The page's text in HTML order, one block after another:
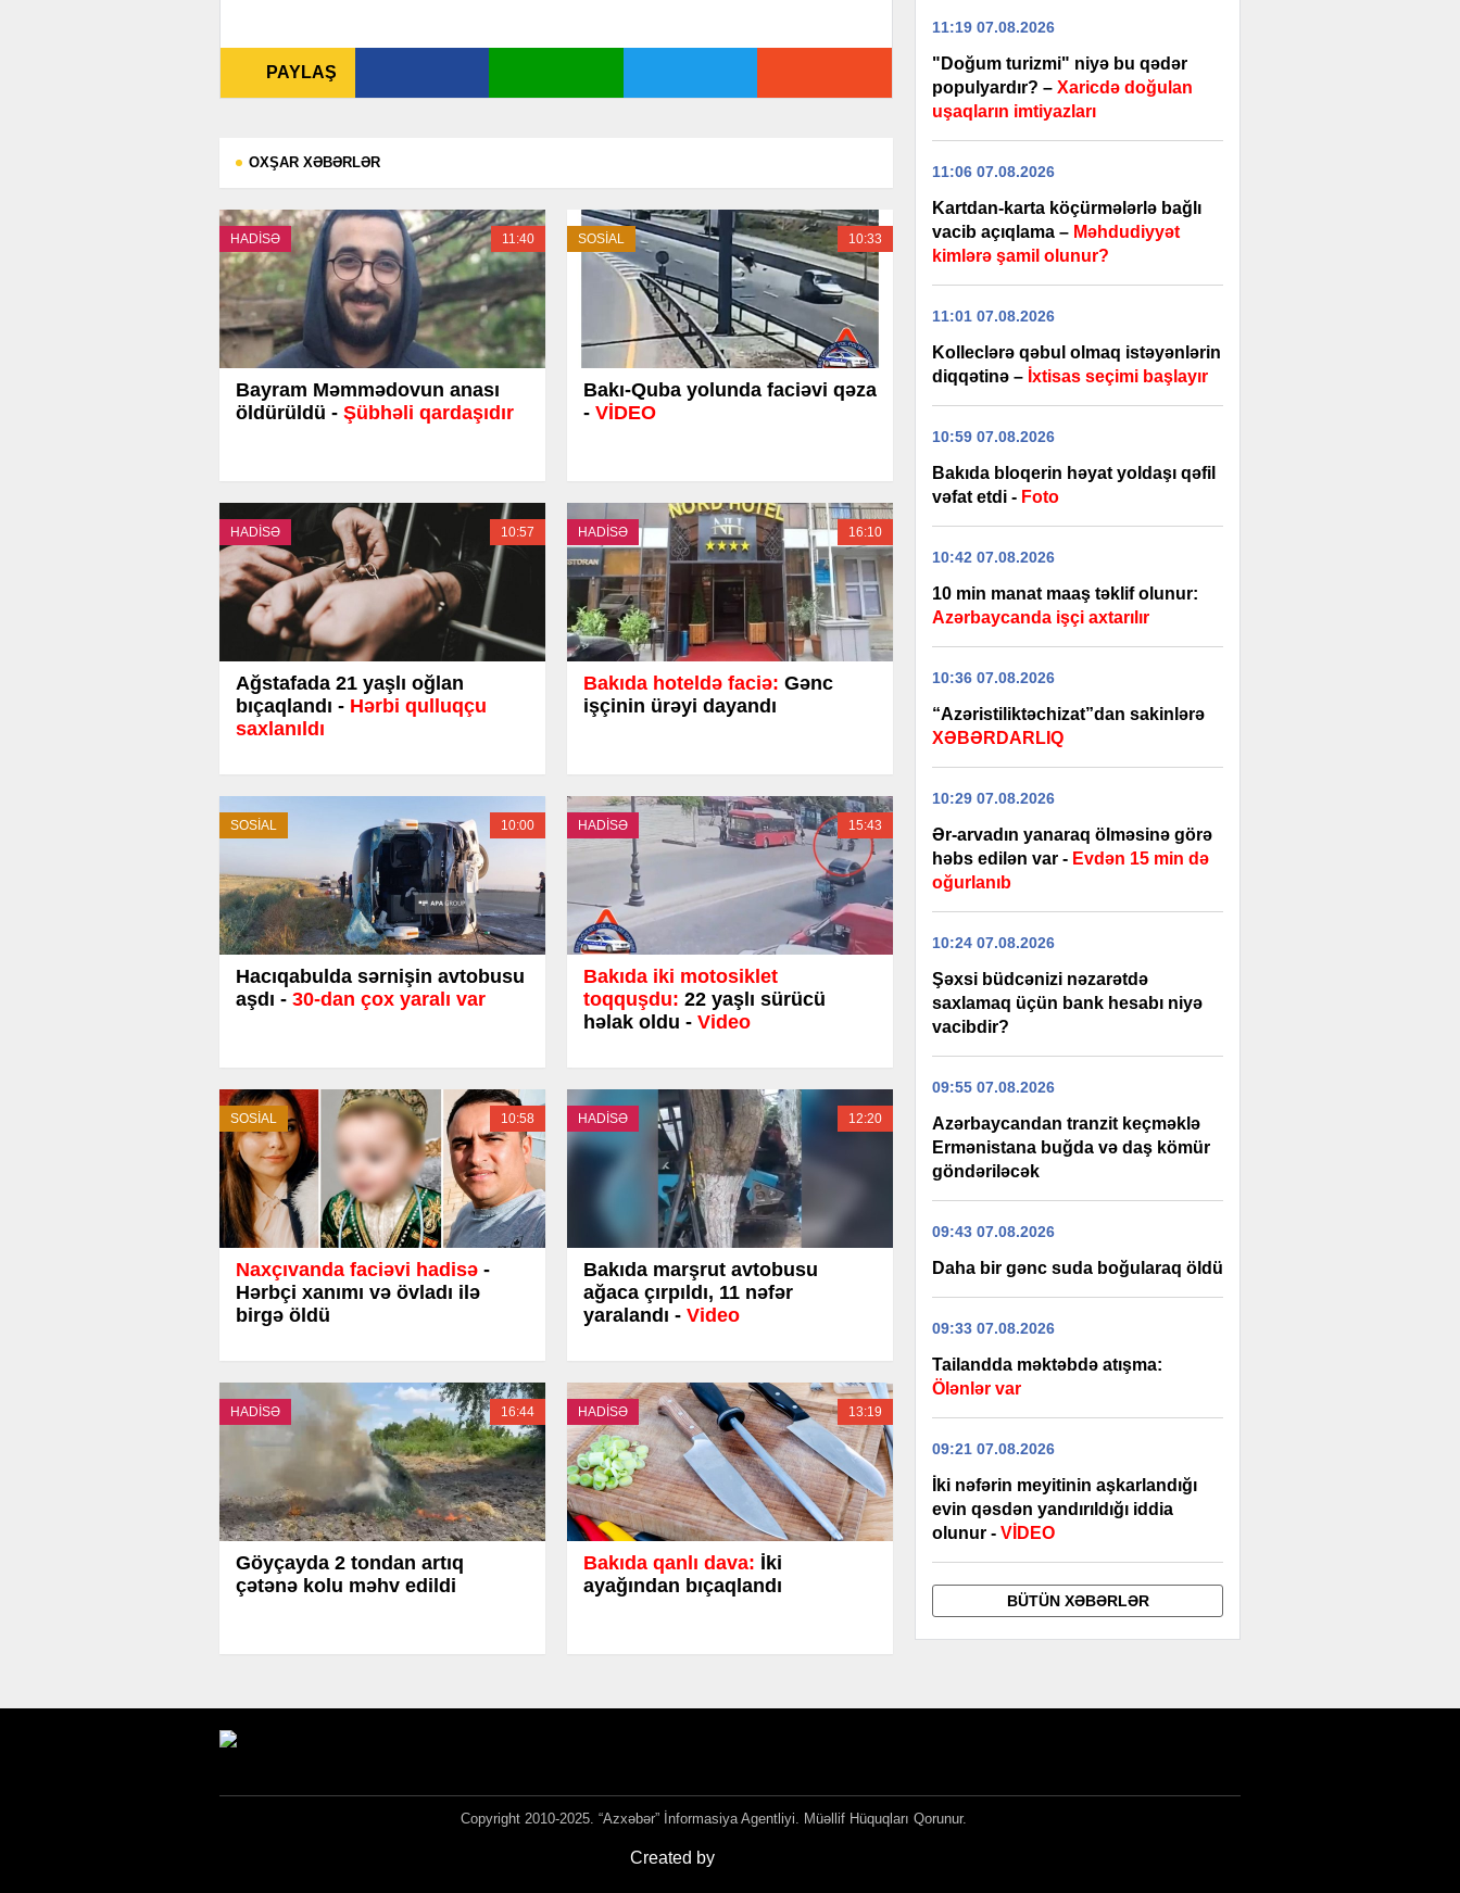
PAYLAŞ
OXŞAR XƏBƏRLƏR
HADİSƏ 11:40
Bayram Məmmədovun anası
öldürüldü - Şübhəli qardaşıdır
SOSİAL 10:33
Bakı-Quba yolunda faciəvi qəza
- VİDEO
HADİSƏ 10:57
Ağstafada 21 yaşlı oğlan
bıçaqlandı - Hərbi qulluqçu
saxlanıldı
HADİSƏ 16:10
Bakıda hoteldə faciə: Gənc
işçinin ürəyi dayandı
SOSİAL 10:00
Hacıqabulda sərnişin avtobusu
aşdı - 30-dan çox yaralı var
HADİSƏ 15:43
Bakıda iki motosiklet
toqquşdu: 22 yaşlı sürücü
həlak oldu - Video
SOSİAL 10:58
Naxçıvanda faciəvi hadisə -
Hərbçi xanımı və övladı ilə
birgə öldü
HADİSƏ 12:20
Bakıda marşrut avtobusu
ağaca çırpıldı, 11 nəfər
yaralandı - Video
HADİSƏ 16:44
Göyçayda 2 tondan artıq
çətənə kolu məhv edildi
HADİSƏ 13:19
Bakıda qanlı dava: İki
ayağından bıçaqlandı
11:19 07.08.2026
"Doğum turizmi" niyə bu qədər
populyardır? – Xaricdə doğulan
uşaqların imtiyazları
11:06 07.08.2026
Kartdan-karta köçürmələrlə bağlı
vacib açıqlama – Məhdudiyyət
kimlərə şamil olunur?
11:01 07.08.2026
Kolleclərə qəbul olmaq istəyənlərin
diqqətinə – İxtisas seçimi başlayır
10:59 07.08.2026
Bakıda bloqerin həyat yoldaşı qəfil
vəfat etdi - Foto
10:42 07.08.2026
10 min manat maaş təklif olunur:
Azərbaycanda işçi axtarılır
10:36 07.08.2026
“Azəristiliktəchizat”dan sakinlərə
XƏBƏRDARLIQ
10:29 07.08.2026
Ər-arvadın yanaraq ölməsinə görə
həbs edilən var - Evdən 15 min də
oğurlanıb
10:24 07.08.2026
Şəxsi büdcənizi nəzarətdə
saxlamaq üçün bank hesabı niyə
vacibdir?
09:55 07.08.2026
Azərbaycandan tranzit keçməklə
Ermənistana buğda və daş kömür
göndəriləcək
09:43 07.08.2026
Daha bir gənc suda boğularaq öldü
09:33 07.08.2026
Tailandda məktəbdə atışma:
Ölənlər var
09:21 07.08.2026
İki nəfərin meyitinin aşkarlandığı
evin qəsdən yandırıldığı iddia
olunur - VİDEO
BÜTÜN XƏBƏRLƏR
Copyright 2010-2025. “Azxəbər” İnformasiya Agentliyi. Müəllif Hüquqları Qorunur.
Created by